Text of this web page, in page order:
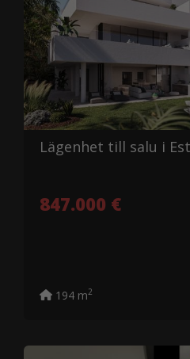
Lägenhet till salu i
847.000 €
194 m2